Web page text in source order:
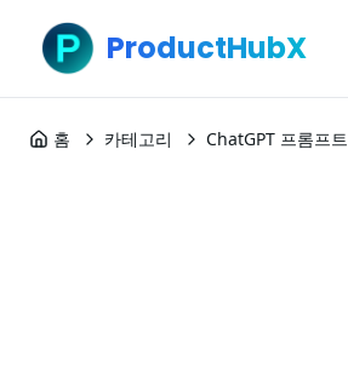
ProductHubX
홈 카테고리 ChatGPT 프롬프트